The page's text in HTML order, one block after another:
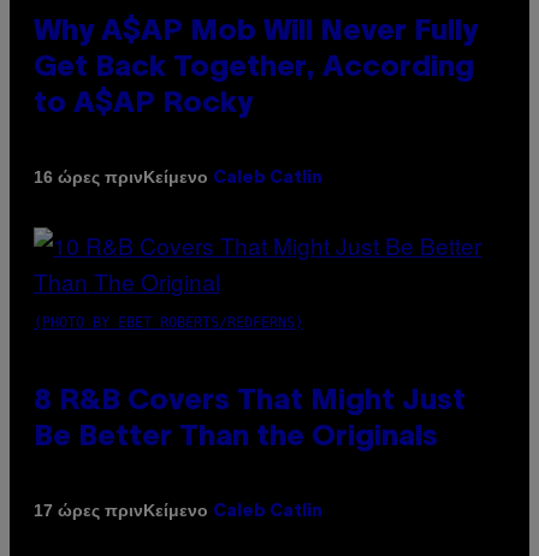
Why A$AP Mob Will Never Fully
Get Back Together, According
to A$AP Rocky
16 ώρες πρινΚείμενο Caleb Catlin
(PHOTO BY EBET ROBERTS/REDFERNS)
8 R&B Covers That Might Just
Be Better Than the Originals
17 ώρες πρινΚείμενο Caleb Catlin